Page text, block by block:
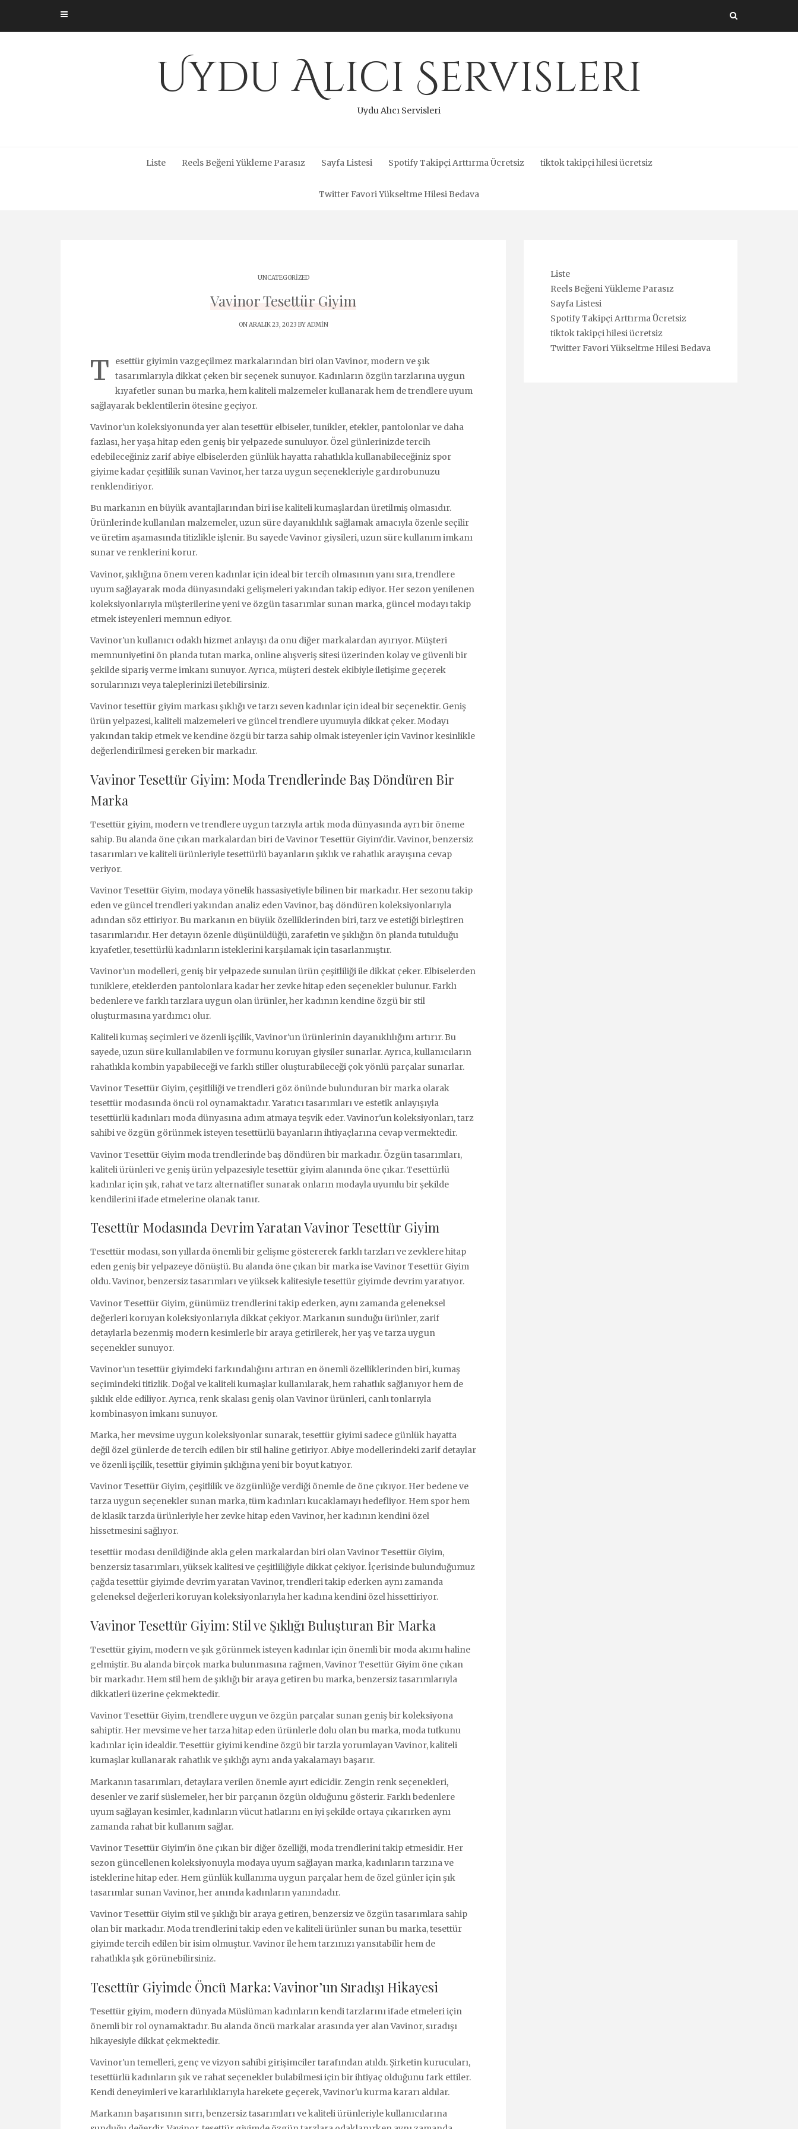
content
Uydu Alıcı Servisleri
Uydu Alıcı Servisleri
Liste Reels Beğeni Yükleme Parasız Sayfa Listesi Spotify Takipçi Arttırma Ücretsiz tiktok takipçi hilesi ücretsiz
Twitter Favori Yükseltme Hilesi Bedava
UNCATEGORIZED
Vavinor Tesettür Giyim
ON ARALIK 23, 2023 BYADMIN
T
esettür giyimin vazgeçilmez markalarından biri olan Vavinor, modern ve şık
tasarımlarıyla dikkat çeken bir seçenek sunuyor. Kadınların özgün tarzlarına uygun
kıyafetler sunan bu marka, hem kaliteli malzemeler kullanarak hem de trendlere uyum
sağlayarak beklentilerin ötesine geçiyor.
Vavinor'un koleksiyonunda yer alan tesettür elbiseler, tunikler, etekler, pantolonlar ve daha
fazlası, her yaşa hitap eden geniş bir yelpazede sunuluyor. Özel günlerinizde tercih
edebileceğiniz zarif abiye elbiselerden günlük hayatta rahatlıkla kullanabileceğiniz spor
giyime kadar çeşitlilik sunan Vavinor, her tarza uygun seçenekleriyle gardırobunuzu
renklendiriyor.
Bu markanın en büyük avantajlarından biri ise kaliteli kumaşlardan üretilmiş olmasıdır.
Ürünlerinde kullanılan malzemeler, uzun süre dayanıklılık sağlamak amacıyla özenle seçilir
ve üretim aşamasında titizlikle işlenir. Bu sayede Vavinor giysileri, uzun süre kullanım imkanı
sunar ve renklerini korur.
Vavinor, şıklığına önem veren kadınlar için ideal bir tercih olmasının yanı sıra, trendlere
uyum sağlayarak moda dünyasındaki gelişmeleri yakından takip ediyor. Her sezon yenilenen
koleksiyonlarıyla müşterilerine yeni ve özgün tasarımlar sunan marka, güncel modayı takip
etmek isteyenleri memnun ediyor.
Vavinor'un kullanıcı odaklı hizmet anlayışı da onu diğer markalardan ayırıyor. Müşteri
memnuniyetini ön planda tutan marka, online alışveriş sitesi üzerinden kolay ve güvenli bir
şekilde sipariş verme imkanı sunuyor. Ayrıca, müşteri destek ekibiyle iletişime geçerek
sorularınızı veya taleplerinizi iletebilirsiniz.
Vavinor tesettür giyim markası şıklığı ve tarzı seven kadınlar için ideal bir seçenektir. Geniş
ürün yelpazesi, kaliteli malzemeleri ve güncel trendlere uyumuyla dikkat çeker. Modayı
yakından takip etmek ve kendine özgü bir tarza sahip olmak isteyenler için Vavinor kesinlikle
değerlendirilmesi gereken bir markadır.
Vavinor Tesettür Giyim: Moda Trendlerinde Baş Döndüren Bir
Marka
Tesettür giyim, modern ve trendlere uygun tarzıyla artık moda dünyasında ayrı bir öneme
sahip. Bu alanda öne çıkan markalardan biri de Vavinor Tesettür Giyim'dir. Vavinor, benzersiz
tasarımları ve kaliteli ürünleriyle tesettürlü bayanların şıklık ve rahatlık arayışına cevap
veriyor.
Vavinor Tesettür Giyim, modaya yönelik hassasiyetiyle bilinen bir markadır. Her sezonu takip
eden ve güncel trendleri yakından analiz eden Vavinor, baş döndüren koleksiyonlarıyla
adından söz ettiriyor. Bu markanın en büyük özelliklerinden biri, tarz ve estetiği birleştiren
tasarımlarıdır. Her detayın özenle düşünüldüğü, zarafetin ve şıklığın ön planda tutulduğu
kıyafetler, tesettürlü kadınların isteklerini karşılamak için tasarlanmıştır.
Vavinor'un modelleri, geniş bir yelpazede sunulan ürün çeşitliliği ile dikkat çeker. Elbiselerden
tuniklere, eteklerden pantolonlara kadar her zevke hitap eden seçenekler bulunur. Farklı
bedenlere ve farklı tarzlara uygun olan ürünler, her kadının kendine özgü bir stil
oluşturmasına yardımcı olur.
Kaliteli kumaş seçimleri ve özenli işçilik, Vavinor'un ürünlerinin dayanıklılığını artırır. Bu
sayede, uzun süre kullanılabilen ve formunu koruyan giysiler sunarlar. Ayrıca, kullanıcıların
rahatlıkla kombin yapabileceği ve farklı stiller oluşturabileceği çok yönlü parçalar sunarlar.
Vavinor Tesettür Giyim, çeşitliliği ve trendleri göz önünde bulunduran bir marka olarak
tesettür modasında öncü rol oynamaktadır. Yaratıcı tasarımları ve estetik anlayışıyla
tesettürlü kadınları moda dünyasına adım atmaya teşvik eder. Vavinor'un koleksiyonları, tarz
sahibi ve özgün görünmek isteyen tesettürlü bayanların ihtiyaçlarına cevap vermektedir.
Vavinor Tesettür Giyim moda trendlerinde baş döndüren bir markadır. Özgün tasarımları,
kaliteli ürünleri ve geniş ürün yelpazesiyle tesettür giyim alanında öne çıkar. Tesettürlü
kadınlar için şık, rahat ve tarz alternatifler sunarak onların modayla uyumlu bir şekilde
kendilerini ifade etmelerine olanak tanır.
Tesettür Modasında Devrim Yaratan Vavinor Tesettür Giyim
Tesettür modası, son yıllarda önemli bir gelişme göstererek farklı tarzları ve zevklere hitap
eden geniş bir yelpazeye dönüştü. Bu alanda öne çıkan bir marka ise Vavinor Tesettür Giyim
oldu. Vavinor, benzersiz tasarımları ve yüksek kalitesiyle tesettür giyimde devrim yaratıyor.
Vavinor Tesettür Giyim, günümüz trendlerini takip ederken, aynı zamanda geleneksel
değerleri koruyan koleksiyonlarıyla dikkat çekiyor. Markanın sunduğu ürünler, zarif
detaylarla bezenmiş modern kesimlerle bir araya getirilerek, her yaş ve tarza uygun
seçenekler sunuyor.
Vavinor'un tesettür giyimdeki farkındalığını artıran en önemli özelliklerinden biri, kumaş
seçimindeki titizlik. Doğal ve kaliteli kumaşlar kullanılarak, hem rahatlık sağlanıyor hem de
şıklık elde ediliyor. Ayrıca, renk skalası geniş olan Vavinor ürünleri, canlı tonlarıyla
kombinasyon imkanı sunuyor.
Marka, her mevsime uygun koleksiyonlar sunarak, tesettür giyimi sadece günlük hayatta
değil özel günlerde de tercih edilen bir stil haline getiriyor. Abiye modellerindeki zarif detaylar
ve özenli işçilik, tesettür giyimin şıklığına yeni bir boyut katıyor.
Vavinor Tesettür Giyim, çeşitlilik ve özgünlüğe verdiği önemle de öne çıkıyor. Her bedene ve
tarza uygun seçenekler sunan marka, tüm kadınları kucaklamayı hedefliyor. Hem spor hem
de klasik tarzda ürünleriyle her zevke hitap eden Vavinor, her kadının kendini özel
hissetmesini sağlıyor.
tesettür modası denildiğinde akla gelen markalardan biri olan Vavinor Tesettür Giyim,
benzersiz tasarımları, yüksek kalitesi ve çeşitliliğiyle dikkat çekiyor. İçerisinde bulunduğumuz
çağda tesettür giyimde devrim yaratan Vavinor, trendleri takip ederken aynı zamanda
geleneksel değerleri koruyan koleksiyonlarıyla her kadına kendini özel hissettiriyor.
Vavinor Tesettür Giyim: Stil ve Şıklığı Buluşturan Bir Marka
Tesettür giyim, modern ve şık görünmek isteyen kadınlar için önemli bir moda akımı haline
gelmiştir. Bu alanda birçok marka bulunmasına rağmen, Vavinor Tesettür Giyim öne çıkan
bir markadır. Hem stil hem de şıklığı bir araya getiren bu marka, benzersiz tasarımlarıyla
dikkatleri üzerine çekmektedir.
Vavinor Tesettür Giyim, trendlere uygun ve özgün parçalar sunan geniş bir koleksiyona
sahiptir. Her mevsime ve her tarza hitap eden ürünlerle dolu olan bu marka, moda tutkunu
kadınlar için idealdir. Tesettür giyimi kendine özgü bir tarzla yorumlayan Vavinor, kaliteli
kumaşlar kullanarak rahatlık ve şıklığı aynı anda yakalamayı başarır.
Markanın tasarımları, detaylara verilen önemle ayırt edicidir. Zengin renk seçenekleri,
desenler ve zarif süslemeler, her bir parçanın özgün olduğunu gösterir. Farklı bedenlere
uyum sağlayan kesimler, kadınların vücut hatlarını en iyi şekilde ortaya çıkarırken aynı
zamanda rahat bir kullanım sağlar.
Vavinor Tesettür Giyim'in öne çıkan bir diğer özelliği, moda trendlerini takip etmesidir. Her
sezon güncellenen koleksiyonuyla modaya uyum sağlayan marka, kadınların tarzına ve
isteklerine hitap eder. Hem günlük kullanıma uygun parçalar hem de özel günler için şık
tasarımlar sunan Vavinor, her anında kadınların yanındadır.
Vavinor Tesettür Giyim stil ve şıklığı bir araya getiren, benzersiz ve özgün tasarımlara sahip
olan bir markadır. Moda trendlerini takip eden ve kaliteli ürünler sunan bu marka, tesettür
giyimde tercih edilen bir isim olmuştur. Vavinor ile hem tarzınızı yansıtabilir hem de
rahatlıkla şık görünebilirsiniz.
Tesettür Giyimde Öncü Marka: Vavinor’un Sıradışı Hikayesi
Tesettür giyim, modern dünyada Müslüman kadınların kendi tarzlarını ifade etmeleri için
önemli bir rol oynamaktadır. Bu alanda öncü markalar arasında yer alan Vavinor, sıradışı
hikayesiyle dikkat çekmektedir.
Vavinor'un temelleri, genç ve vizyon sahibi girişimciler tarafından atıldı. Şirketin kurucuları,
tesettürlü kadınların şık ve rahat seçenekler bulabilmesi için bir ihtiyaç olduğunu fark ettiler.
Kendi deneyimleri ve kararlılıklarıyla harekete geçerek, Vavinor'u kurma kararı aldılar.
Markanın başarısının sırrı, benzersiz tasarımları ve kaliteli ürünleriyle kullanıcılarına
Liste
Reels Beğeni Yükleme Parasız
Sayfa Listesi
Spotify Takipçi Arttırma Ücretsiz
tiktok takipçi hilesi ücretsiz
Twitter Favori Yükseltme Hilesi Bedava